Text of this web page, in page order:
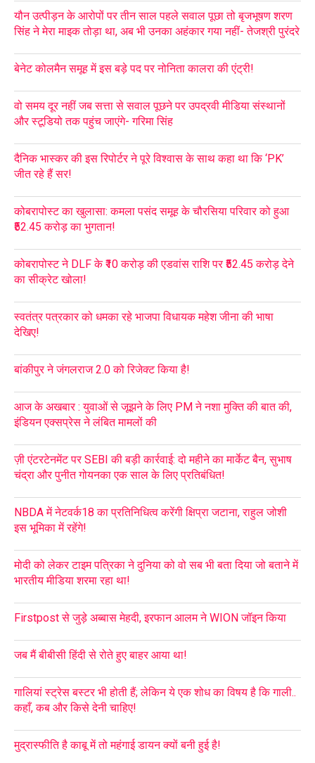
यौन उत्पीड़न के आरोपों पर तीन साल पहले सवाल पूछा तो बृजभूषण शरण
सिंह ने मेरा माइक तोड़ा था, अब भी उनका अहंकार गया नहीं- तेजश्री पुरंदरे
बेनेट कोलमैन समूह में इस बड़े पद पर नोनिता कालरा की एंट्री!
वो समय दूर नहीं जब सत्ता से सवाल पूछने पर उपद्रवी मीडिया संस्थानों
और स्टूडियो तक पहुंच जाएंगे- गरिमा सिंह
दैनिक भास्कर की इस रिपोर्टर ने पूरे विश्वास के साथ कहा था कि ‘PK’
जीत रहे हैं सर!
कोबरापोस्ट का खुलासा: कमला पसंद समूह के चौरसिया परिवार को हुआ
₹52.45 करोड़ का भुगतान!
कोबरापोस्ट ने DLF के ₹10 करोड़ की एडवांस राशि पर ₹52.45 करोड़ देने
का सीक्रेट खोला!
स्वतंत्र पत्रकार को धमका रहे भाजपा विधायक महेश जीना की भाषा
देखिए!
बांकीपुर ने जंगलराज 2.0 को रिजेक्ट किया है!
आज के अखबार : युवाओं से जूझने के लिए PM ने नशा मुक्ति की बात की,
इंडियन एक्सप्रेस ने लंबित मामलों की
ज़ी एंटरटेनमेंट पर SEBI की बड़ी कार्रवाई: दो महीने का मार्केट बैन, सुभाष
चंद्रा और पुनीत गोयनका एक साल के लिए प्रतिबंधित!
NBDA में नेटवर्क18 का प्रतिनिधित्व करेंगी क्षिप्रा जटाना, राहुल जोशी
इस भूमिका में रहेंगे!
मोदी को लेकर टाइम पत्रिका ने दुनिया को वो सब भी बता दिया जो बताने में
भारतीय मीडिया शरमा रहा था!
Firstpost से जुड़े अब्बास मेहदी, इरफान आलम ने WION जॉइन किया
जब मैं बीबीसी हिंदी से रोते हुए बाहर आया था!
गालियां स्ट्रेस बस्टर भी होती हैं; लेकिन ये एक शोध का विषय है कि गाली..
कहाँ, कब और किसे देनी चाहिए!
मुद्रास्फीति है काबू में तो महंगाई डायन क्यों बनी हुई है!